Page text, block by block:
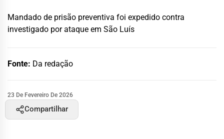
Mandado de prisão preventiva foi expedido contra
investigado por ataque em São Luís
Fonte: Da redação
23 De Fevereiro De 2026
Compartilhar